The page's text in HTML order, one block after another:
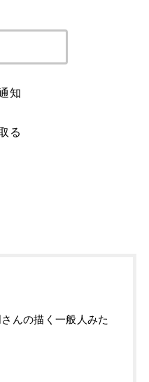
んの描く一般人みた
知
る